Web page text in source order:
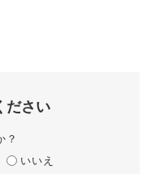
ださい
？
いいえ